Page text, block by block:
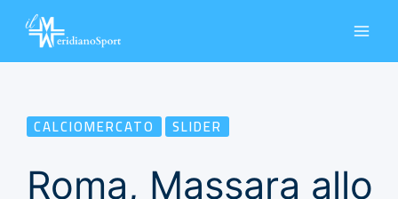
CALCIOMERCATO SLIDER
Roma, Massara allo